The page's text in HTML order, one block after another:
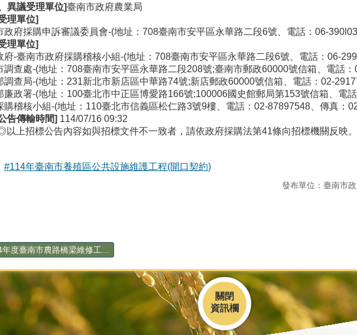
異議受理單位]臺南市政府農業局
理單位]
政府採購申訴審議委員會-(地址：708臺南市安平區永華路二段6號、電話：06-
理單位]
府-臺南市政府採購稽核小組-(地址：708臺南市安平區永華路二段6號、電話：06-
調查處-(地址：708臺南市安平區永華路二段208號;臺南市郵政60000號信箱、電話
調查局-(地址：231新北市新店區中華路74號;新店郵政60000號信箱、電話：02-
廉政署-(地址：100臺北市中正區博愛路166號;100006國史館郵局第153號信箱、電
購稽核小組-(地址：110臺北市信義區松仁路3號9樓、電話：02-87897548、傳真：
告傳輸時間] 114/07/16 09:32
以上招標公告內容如與招標文件不一致者，請依政府採購法第41條向招標機關反映。
#114年臺南市養殖區公共設施維護工程(開口契約)
發布單位：臺南市
年度臺南市農路橋梁維修工...
關閉